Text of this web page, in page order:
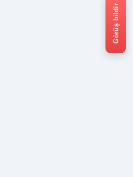
Görüş bildir